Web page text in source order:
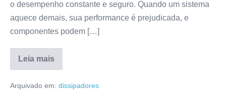
o desempenho constante e seguro. Quando um sistema
aquece demais, sua performance é prejudicada, e
componentes podem […]
Leia mais
Arquivado em: dissipadores